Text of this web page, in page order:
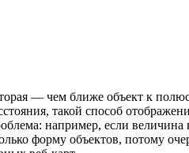
— чем ближе объект к
такой способ
например, если величина
форму объектов, потому